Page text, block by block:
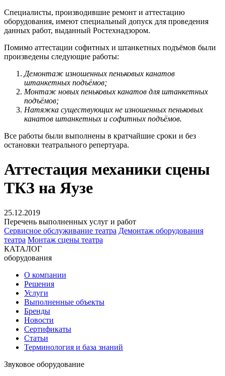
Специалисты, производившие ремонт и аттестацию
оборудования, имеют специальный допуск для проведения
данных работ, выданный Ростехнадзором.
Помимо аттестации софитных и штанкетных подъёмов были
произведены следующие работы:
Демонтаж изношенных пеньковых канатов
штанкетных подъёмов;
Монтаж новых пеньковых канатов для штанкетных
подъёмов;
Натяжка существующих не изношенных пеньковых
канатов штанкетных и софитных подъёмов.
Все работы были выполнены в кратчайшие сроки и без
остановки театрального репертуара.
Аттестация механики сцены
ТКЗ на Яузе
25.12.2019
Перечень выполненных услуг и работ
Сервисное обслуживание театра Демонтаж оборудования
театра Монтаж сцены театра
КАТАЛОГ
оборудования
О компании
Решения
Услуги
Выполненные объекты
Бренды
Новости
Сертификаты
Статьи
Терминология и база знаний
Звуковое оборудование